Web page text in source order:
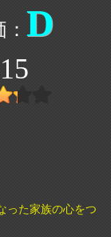
D
った家族の心をつ